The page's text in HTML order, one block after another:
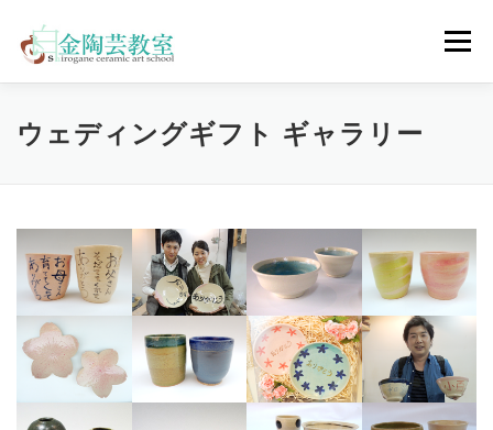
メニュー
陶芸体験コース ウェディングコース 会員コース
ENGLISH
ウェディングギフト ギャラリー